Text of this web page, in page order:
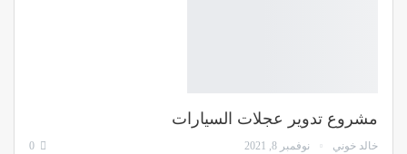
مشروع تدوير عجلات السيارات
خالد خوني نوفمبر 8, 2021